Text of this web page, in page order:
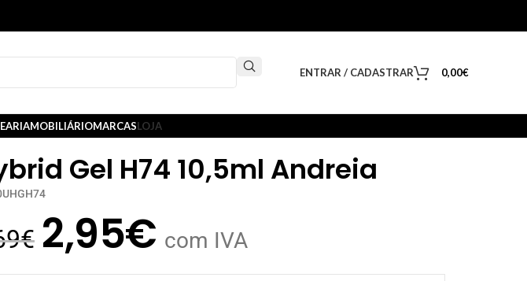
ENTRAR / CADASTRAR 0,00€
MOBILIÁRIOMARCASLOJA
Gel H74 10,5ml Andreia
€ 2,95€ com IVA